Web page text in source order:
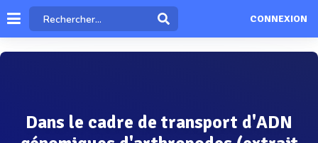
CONNEXION
Dans le cadre de transport d'ADN